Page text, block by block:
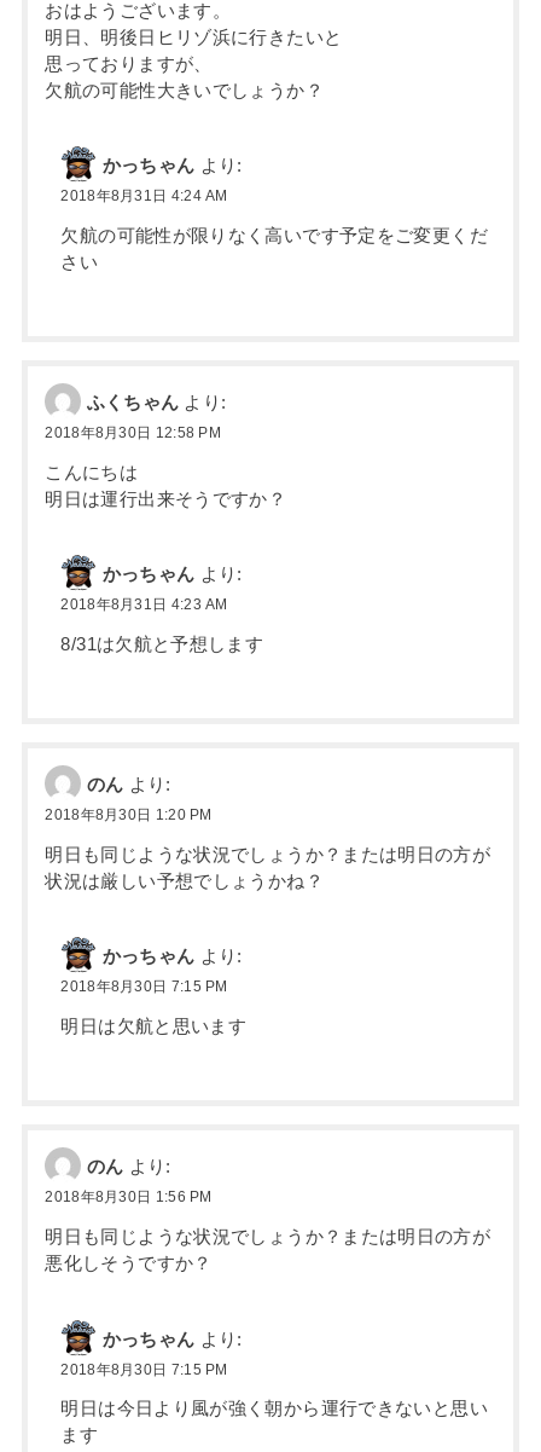
おはようございます。
明日、明後日ヒリゾ浜に行きたいと
思っておりますが、
欠航の可能性大きいでしょうか？
かっちゃん より:
2018年8月31日 4:24 AM
欠航の可能性が限りなく高いです予定をご変更くだ
さい
ふくちゃん より:
2018年8月30日 12:58 PM
こんにちは
明日は運行出来そうですか？
かっちゃん より:
2018年8月31日 4:23 AM
8/31は欠航と予想します
のん より:
2018年8月30日 1:20 PM
明日も同じような状況でしょうか？または明日の方が
状況は厳しい予想でしょうかね？
かっちゃん より:
2018年8月30日 7:15 PM
明日は欠航と思います
のん より:
2018年8月30日 1:56 PM
明日も同じような状況でしょうか？または明日の方が
悪化しそうですか？
かっちゃん より:
2018年8月30日 7:15 PM
明日は今日より風が強く朝から運行できないと思い
ます